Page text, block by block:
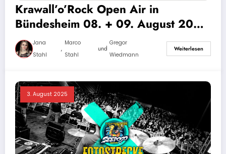
Krawall’o’Rock Open Air in
Bündesheim 08. + 09. August 2025
-Bildergalerie
Jana
Stahl
,
Marco
Stahl
und
Gregor
Wiedmann
Weiterlesen
3. August 2025